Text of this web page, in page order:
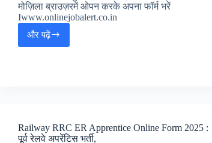
मोज़िला ब्राउज़रमें ओपन करके अपना फॉर्म भरें
Iwww.onlinejobalert.co.in
और पढ़ेंMPESB
बड़ी]
Railway RRC ER Apprentice Online Form 2025 :
पूर्व रेलवे अपरेंटिस भर्ती,